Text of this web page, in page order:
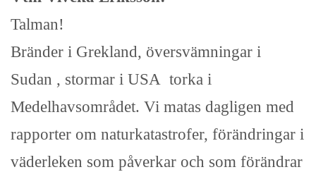
Talman!
Bränder i Grekland, översvämningar i
Sudan , stormar i USA torka i
Medelhavsområdet. Vi matas dagligen med
rapporter om naturkatastrofer, förändringar i
väderleken som påverkar och som förändrar